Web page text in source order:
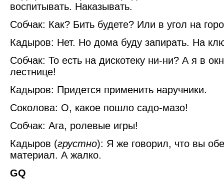
воспитывать. Наказывать.
Собчак: Как? Бить будете? Или в угол на
Кадыров: Нет. Но дома буду запирать. На
Собчак: То есть на дискотеку ни-ни? А я в
лестнице!
Кадыров: Придется применить наручники.
Соколова: О, какое пошло садо-мазо!
Собчак: Ага, ролевые игры!
Кадыров (грустно): Я же говорил, что вы
материал. А жалко.
GQ